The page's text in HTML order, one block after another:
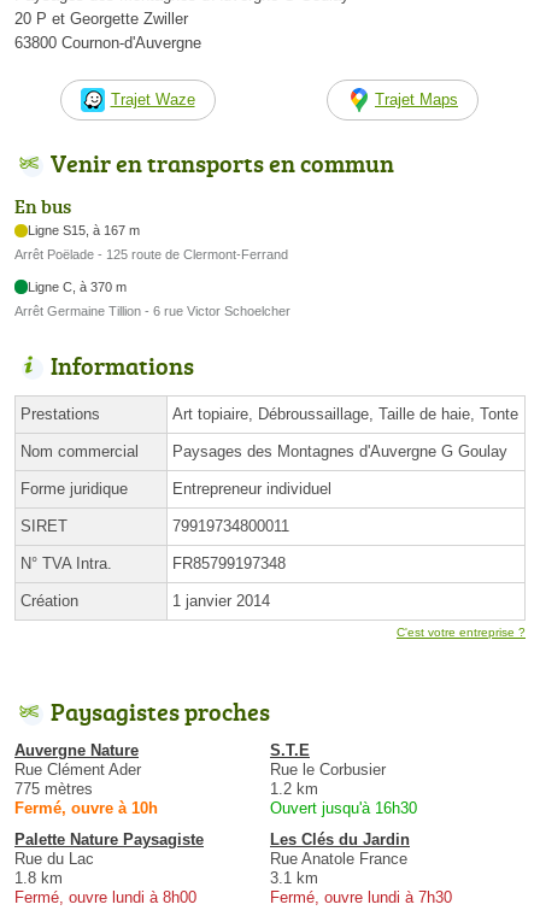
20 P et Georgette Zwiller
63800 Cournon-d'Auvergne
Trajet Waze Trajet Maps
Venir en transports en commun
En bus
Ligne S15, à 167 m
Arrêt Poëlade - 125 route de Clermont-Ferrand
Ligne C, à 370 m
Arrêt Germaine Tillion - 6 rue Victor Schoelcher
Informations
Prestations Art topiaire, Débroussaillage, Taille de haie, Tonte
Nom commercial Paysages des Montagnes d'Auvergne G Goulay
Forme juridique Entrepreneur individuel
SIRET 79919734800011
N° TVA Intra. FR85799197348
Création 1 janvier 2014
C'est votre entreprise ?
Paysagistes proches
Auvergne Nature
Rue Clément Ader
775 mètres
Fermé, ouvre à 10h
S.T.E
Rue le Corbusier
1.2 km
Ouvert jusqu'à 16h30
Palette Nature Paysagiste
Rue du Lac
1.8 km
Fermé, ouvre lundi à 8h00
Les Clés du Jardin
Rue Anatole France
3.1 km
Fermé, ouvre lundi à 7h30